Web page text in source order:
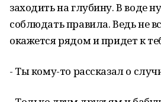
заходить на глубину. В воде
соблюдать правила. Ведь не
окажется рядом и придет к
- Ты кому-то рассказал о